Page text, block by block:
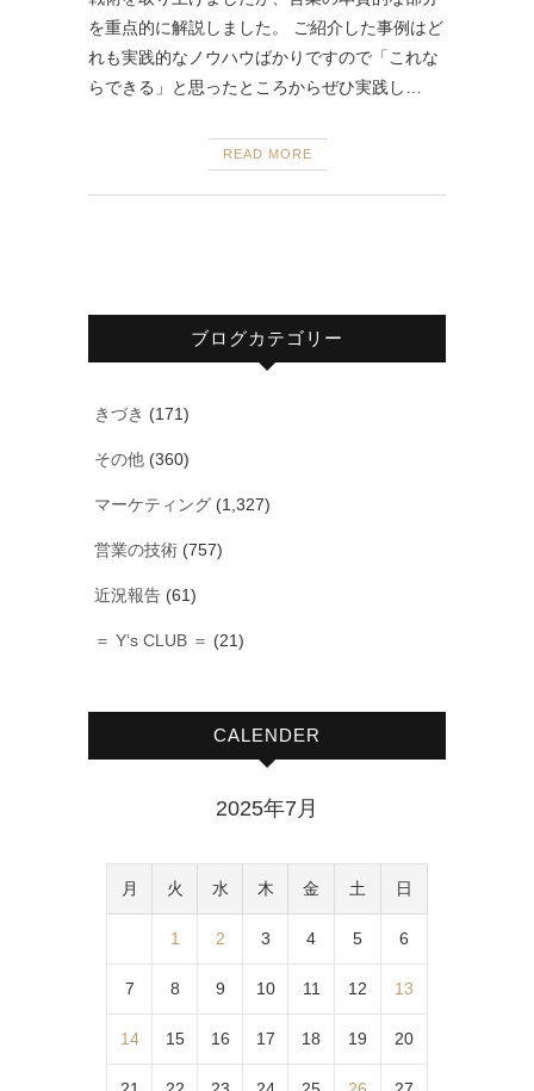
を重点的に解説しました。 ご紹介した事例はど
れも実践的なノウハウばかりですので「これな
らできる」と思ったところからぜひ実践し…
READ MORE
ブログカテゴリー
きづき (171)
その他 (360)
マーケティング (1,327)
営業の技術 (757)
近況報告 (61)
＝ Y‘s CLUB ＝ (21)
CALENDER
2025年7月
月 火 水 木 金 土 日
1 2 3 4 5 6
7 8 9 10 11 12 13
14 15 16 17 18 19 20